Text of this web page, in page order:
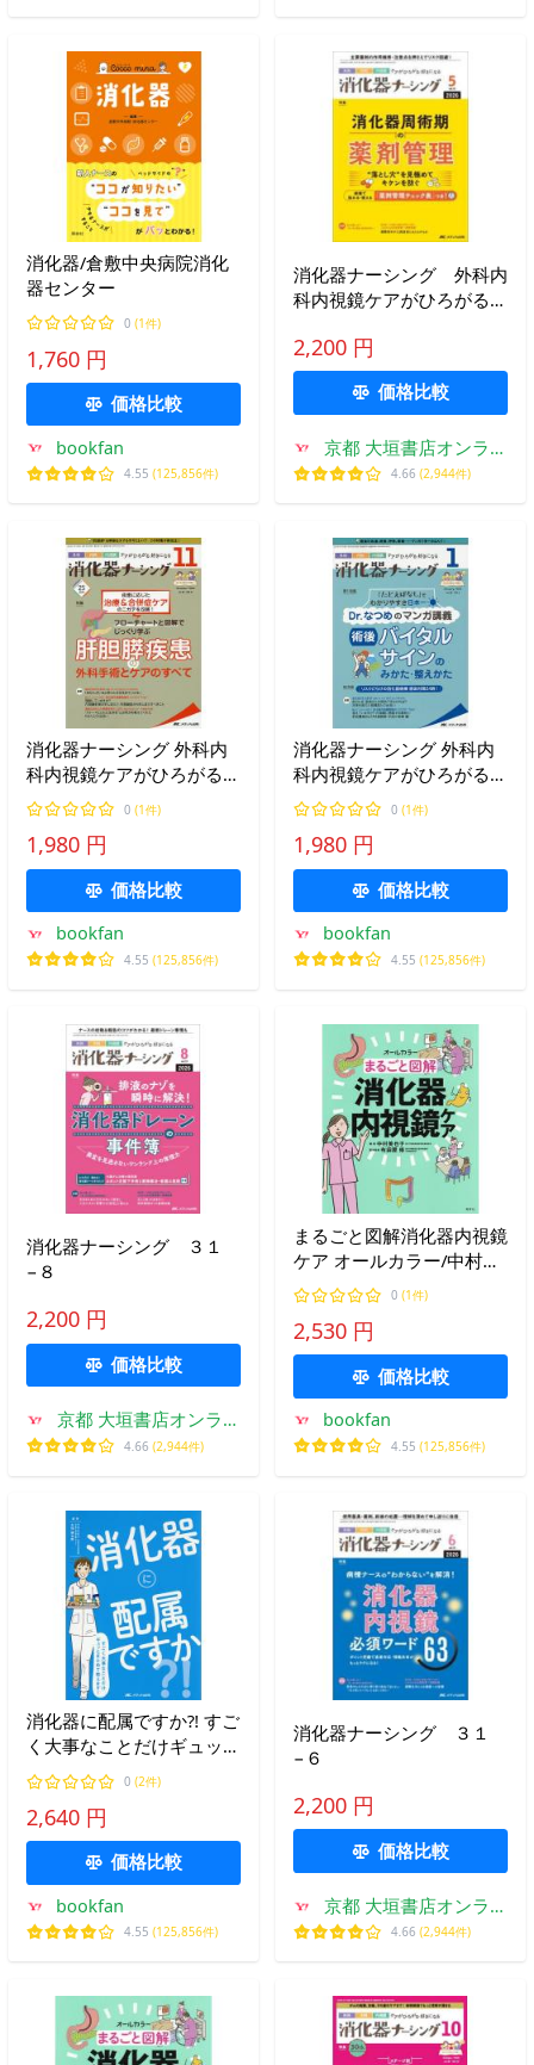
消化器/倉敷中央病院消化
器センター
0 (1件)
1,760 円
価格比較
bookfan
4.55 (125,856件)
消化器ナーシング 外科内
科内視鏡ケアがひろがる・
（２０２６−５）
2,200 円
価格比較
京都 大垣書店オンライ
ン
4.66 (2,944件)
消化器ナーシング 外科内
科内視鏡ケアがひろがる・
好きになる 第25巻11号
(2020-11)
0 (1件)
1,980 円
価格比較
bookfan
4.55 (125,856件)
消化器ナーシング 外科内
科内視鏡ケアがひろがる・
好きになる 第26巻1号
(2021-1)
0 (1件)
1,980 円
価格比較
bookfan
4.55 (125,856件)
消化器ナーシング ３１
−８
2,200 円
価格比較
京都 大垣書店オンライ
ン
4.66 (2,944件)
まるごと図解消化器内視鏡
ケア オールカラー/中村美
也子/布袋屋修
0 (1件)
2,530 円
価格比較
bookfan
4.55 (125,856件)
消化器に配属ですか?! すご
く大事なことだけギュッと
まとめて教えます!/久保健
太郎
0 (2件)
2,640 円
価格比較
bookfan
4.55 (125,856件)
消化器ナーシング ３１
−６
2,200 円
価格比較
京都 大垣書店オンライ
ン
4.66 (2,944件)